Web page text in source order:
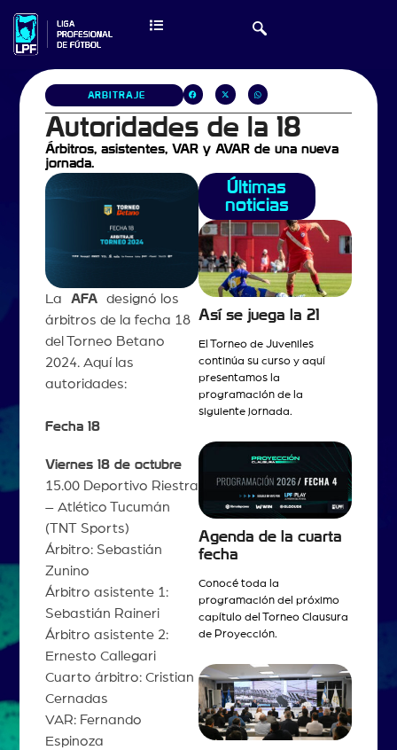
ARBITRAJE
Autoridades de la 18
Árbitros, asistentes, VAR y AVAR de una nueva
jornada.
La AFAdesignó los
árbitros de la fecha 18
del Torneo Betano
2024. Aquí las
autoridades:
Fecha 18
Viernes 18 de octubre
15.00 Deportivo Riestra
– Atlético Tucumán
(TNT Sports)
Árbitro: Sebastián
Zunino
Árbitro asistente 1:
Sebastián Raineri
Árbitro asistente 2:
Ernesto Callegari
Cuarto árbitro: Cristian
Cernadas
VAR: Fernando
Espinoza
Últimas
noticias
Así se juega la 21
El Torneo de Juveniles
continúa su curso y aquí
presentamos la
programación de la
siguiente jornada.
Agenda de la cuarta
fecha
Conocé toda la
programación del próximo
capítulo del Torneo Clausura
de Proyección.